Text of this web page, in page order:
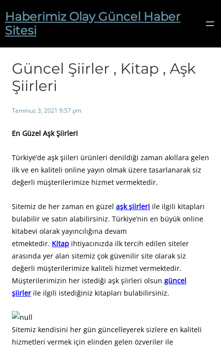
geçHaberimiz Olay Güncel Haber
Sitesi
Güncel Şiirler , Kitap , Aşk
Şiirleri
Temmuz 3, 2021 9:57 pm
En Güzel Aşk Şiirleri
Türkiye’de aşk şiileri ürünleri denildiği zaman akıllara gelen
ilk ve en kaliteli online yayın olmak üzere tasarlanarak siz
değerli müşterilerimize hizmet vermektedir.
Sitemiz de her zaman en güzel aşk şiirleri ile ilgili kitapları
bulabilir ve satın alabilirsiniz. Türkiye’nin en büyük online
kitabevi olarak yayıncılığına devam
etmektedir. Kitap ihtiyacınızda ilk tercih edilen siteler
arasında yer alan sitemiz çok güvenilir site olarak siz
değerli müşterilerimize kaliteli hizmet vermektedir.
Müşterilerimizin her istediği aşk şiirleri olsun güncel
şiirler ile ilgili istediğiniz kitapları bulabilirsiniz.
Sitemiz kendisini her gün güncelleyerek sizlere en kaliteli
hizmetleri vermek için elinden gelen özveriler ile